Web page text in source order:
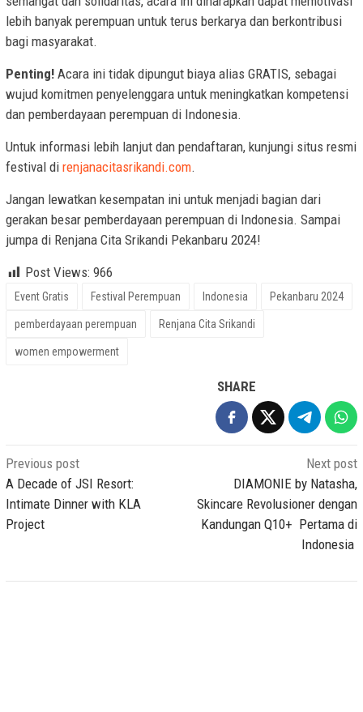
lebih banyak perempuan untuk terus berkarya dan berkontribusi
bagi masyarakat.
Penting! Acara ini tidak dipungut biaya alias GRATIS, sebagai
wujud komitmen penyelenggara untuk meningkatkan kompetensi
dan pemberdayaan perempuan di Indonesia.
Untuk informasi lebih lanjut dan pendaftaran, kunjungi situs resmi
festival di renjanacitasrikandi.com.
Jangan lewatkan kesempatan ini untuk menjadi bagian dari
gerakan besar pemberdayaan perempuan di Indonesia. Sampai
jumpa di Renjana Cita Srikandi Pekanbaru 2024!
Post Views: 966
Event Gratis Festival Perempuan Indonesia Pekanbaru 2024
pemberdayaan perempuan Renjana Cita Srikandi
women empowerment
SHARE
Post
navigation
Previous post
A Decade of JSI Resort:
Intimate Dinner with KLA
Project
Next post
DIAMONIE by Natasha,
Skincare Revolusioner dengan
Kandungan Q10+ Pertama di
Indonesia